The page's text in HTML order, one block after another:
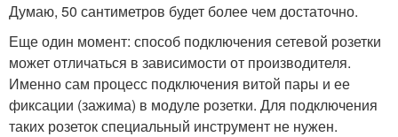
Думаю, 50 сантиметров будет более чем достаточно.
Еще один момент: способ подключения сетевой розетки
может отличаться в зависимости от производителя.
Именно сам процесс подключения витой пары и ее
фиксации (зажима) в модуле розетки. Для подключения
таких розеток специальный инструмент не нужен.